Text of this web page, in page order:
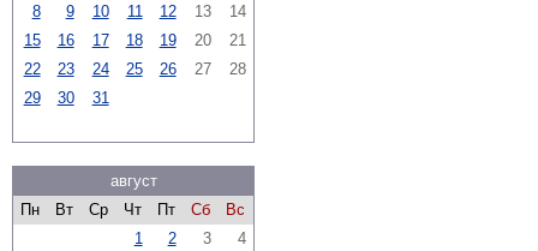
8
9 10 11 12 13
14
15
16 17 18 19 20
21
22
23 24 25 26 27
28
29
30 31
август
Пн
Вт Ср Чт Пт Сб
Вс
1
2 3
4